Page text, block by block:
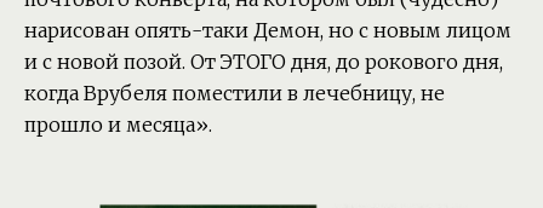
нарисован опять-таки Демон, но с новым лицом
и с новой позой. От ЭТОГО дня, до рокового дня,
когда Врубеля поместили в лечебницу, не
прошло и месяца».